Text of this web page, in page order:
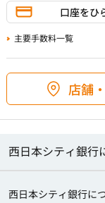
口座をひ
主要手数料一覧
店舗
西日本シティ銀行
西日本シティ銀行に